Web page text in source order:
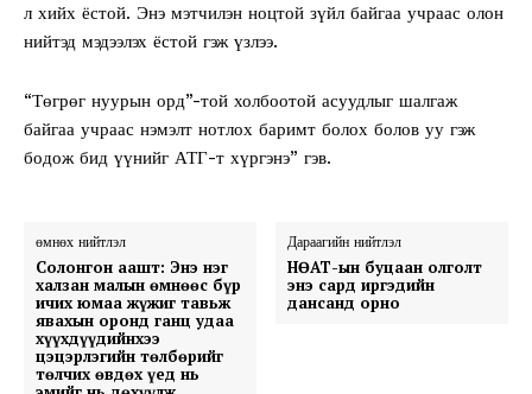
л хийх ёстой. Энэ мэтчилэн ноцтой зүйл байгаа учраас олон
нийтэд мэдээлэх ёстой гэж үзлээ.
“Төгрөг нуурын орд”-той холбоотой асуудлыг шалгаж
байгаа учраас нэмэлт нотлох баримт болох болов уу гэж
бодож бид үүнийг АТГ-т хүргэнэ” гэв.
өмнөх нийтлэл
Солонгон аашт: Энэ нэг
халзан малын өмнөөс бүр
ичих юмаа жүжиг тавьж
явахын оронд ганц удаа
хүүхдүүдийнхээ
цэцэрлэгийн төлбөрийг
төлчих өвдөх үед нь
Дараагийн нийтлэл
НӨАТ-ын буцаан олголт
энэ сард иргэдийн
дансанд орно